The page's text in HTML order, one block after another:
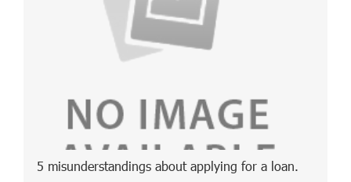
5 misunderstandings about applying for a loan.